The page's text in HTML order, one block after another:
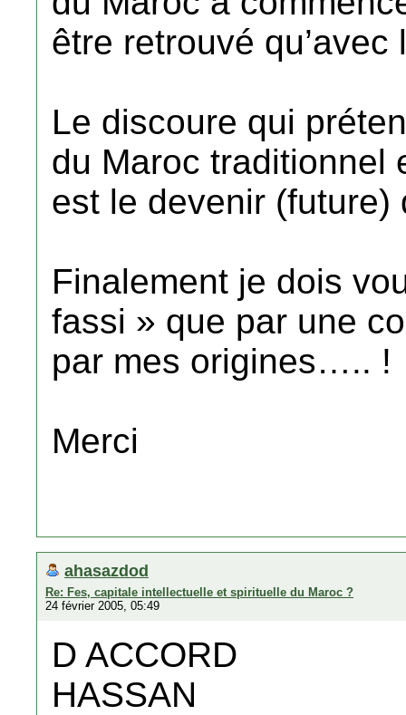
être retrouvé
Le discoure qui
du Maroc traditionnel
est le devenir (future)
Finalement je dois
fassi » que par une
par mes origines….. !
Merci
ahasazdod
Re: Fes, capitale intellectuelle et spirituelle du Maroc ?
24 février 2005, 05:49
D ACCORD
HASSAN